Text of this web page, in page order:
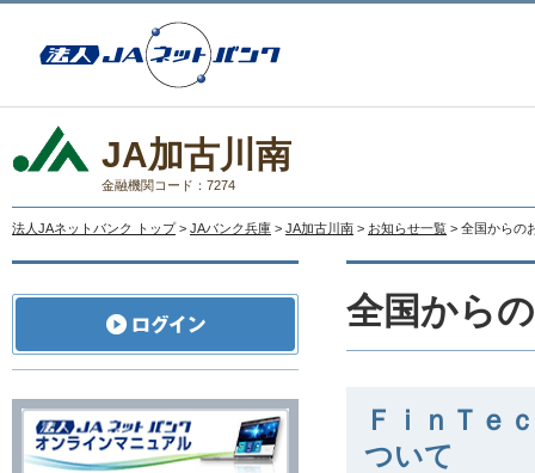
JA加古川南
金融機関コード：7274
法人JAネットバンク トップ > JAバンク兵庫 > JA加古川南 > お知らせ一覧 > 全国からの
全国から
ＦｉｎＴｅ
ついて